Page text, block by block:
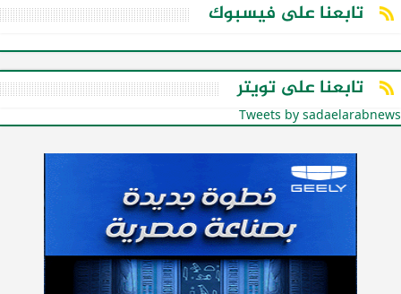
تابعنا على فيسبوك
تابعنا على تويتر
Tweets by sadaelarabnews